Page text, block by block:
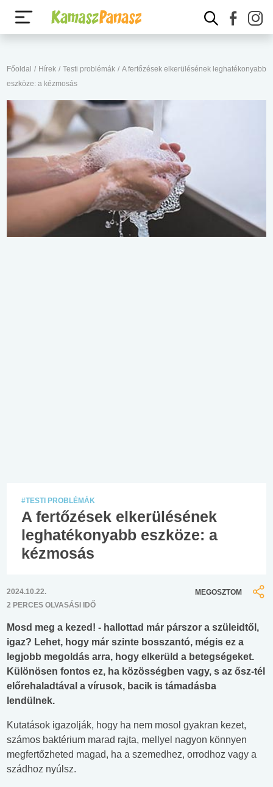
Főoldal / Hírek / Testi problémák / A fertőzések elkerülésének leghatékonyabb
eszköze: a kézmosás
#TESTI PROBLÉMÁK
A fertőzések elkerülésének
leghatékonyabb eszköze: a
kézmosás
2024.10.22.
2 PERCES OLVASÁSI IDŐ
MEGOSZTOM
Mosd meg a kezed! - hallottad már párszor a szüleidtől,
igaz? Lehet, hogy már szinte bosszantó, mégis ez a
legjobb megoldás arra, hogy elkerüld a betegségeket.
Különösen fontos ez, ha közösségben vagy, s az ősz-tél
előrehaladtával a vírusok, bacik is támadásba
lendülnek.
Kutatások igazolják, hogy ha nem mosol gyakran kezet,
számos baktérium marad rajta, mellyel nagyon könnyen
megfertőzheted magad, ha a szemedhez, orrodhoz vagy a
szádhoz nyúlsz.